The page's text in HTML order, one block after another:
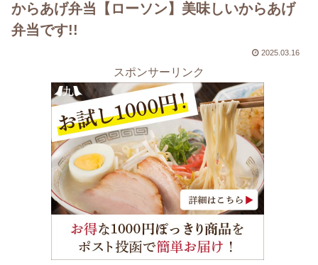
からあげ弁当【ローソン】美味しいからあげ
弁当です!!
2025.03.16
スポンサーリンク